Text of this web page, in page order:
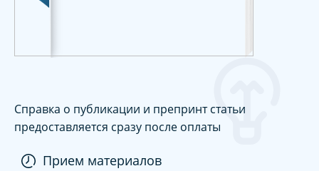
Справка о публикации и препринт статьи
предоставляется сразу после оплаты
Прием материалов